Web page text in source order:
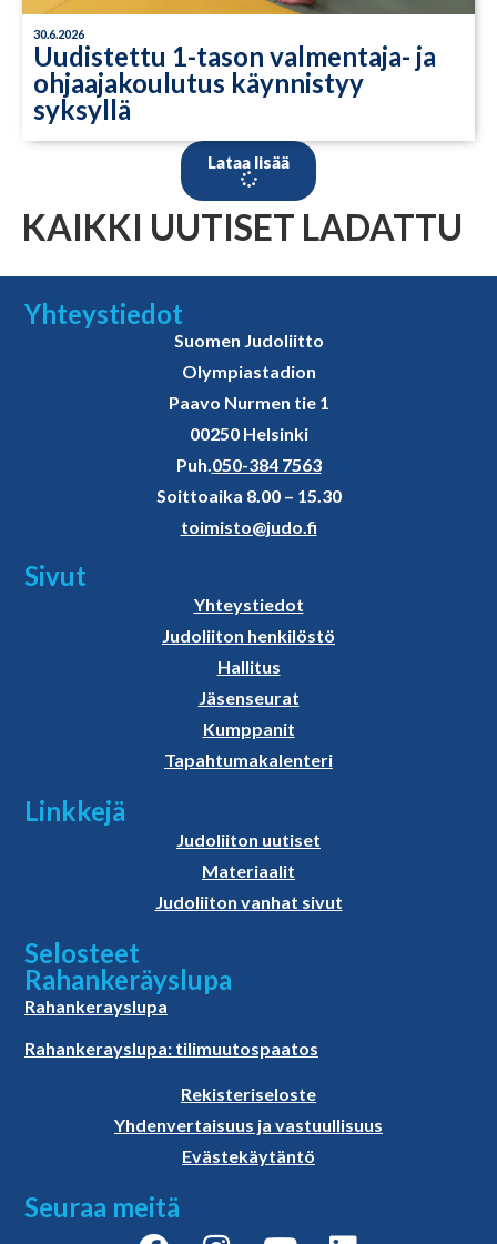
30.6.2026
Uudistettu 1-tason valmentaja- ja
ohjaajakoulutus käynnistyy
syksyllä
Lataa lisää
KAIKKI UUTISET LADATTU
Yhteystiedot
Suomen Judoliitto
Olympiastadion
Paavo Nurmen tie 1
00250 Helsinki
Puh.050-384 7563
Soittoaika 8.00 – 15.30
toimisto@judo.fi
Sivut
Yhteystiedot
Judoliiton henkilöstö
Hallitus
Jäsenseurat
Kumppanit
Tapahtumakalenteri
Linkkejä
Judoliiton uutiset
Materiaalit
Judoliiton vanhat sivut
Selosteet
Rahankeräyslupa
Rahankerayslupa
Rahankerayslupa: tilimuutospaatos
Rekisteriseloste
Yhdenvertaisuus ja vastuullisuus
Evästekäytäntö
Seuraa meitä